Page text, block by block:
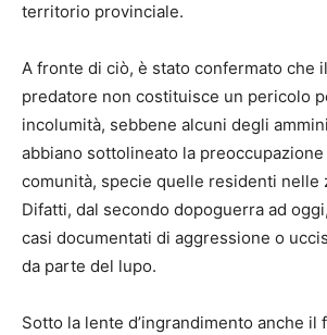
territorio provinciale.
A fronte di ciò, è stato confermato che
predatore non costituisce un pericolo
incolumità, sebbene alcuni degli
abbiano sottolineato la
comunità, specie quelle residenti nelle
Difatti, dal secondo dopoguerra ad
casi documentati di aggressione o
da parte del lupo.
Sotto la lente d’ingrandimento anche il